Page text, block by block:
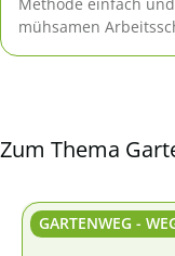
mühsamen
ein Netz an Wegen
Zum Thema
GARTENWEG -